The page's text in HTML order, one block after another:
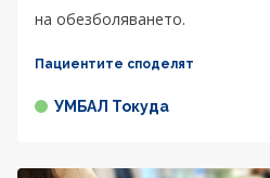
на обезболяването.
Пациентите споделят
УМБАЛ Токуда